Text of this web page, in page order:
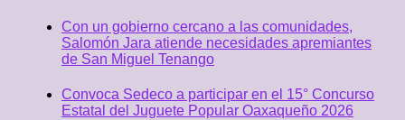
Con un gobierno cercano a las comunidades,
Salomón Jara atiende necesidades apremiantes
de San Miguel Tenango
Convoca Sedeco a participar en el 15° Concurso
Estatal del Juguete Popular Oaxaqueño 2026